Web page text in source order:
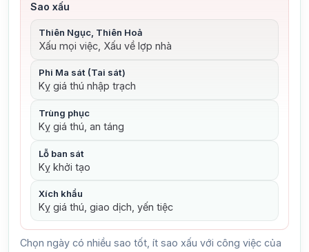
Sao xấu
Thiên Ngục, Thiên Hoả
Xấu mọi việc, Xấu về lợp nhà
Phi Ma sát (Tai sát)
Kỵ giá thú nhập trạch
Trùng phục
Kỵ giá thú, an táng
Lỗ ban sát
Kỵ khởi tạo
Xích khẩu
Kỵ giá thú, giao dịch, yến tiệc
Chọn ngày có nhiều sao tốt, ít sao xấu với công việc của